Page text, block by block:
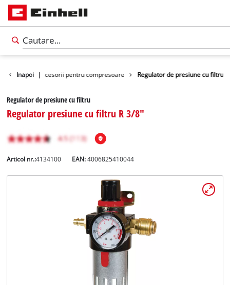
Inapoi |
unelte Accesorii pentru compresoare Regulator de presiune cu filtru
Regulator de presiune cu filtru
Regulator presiune cu filtru R 3/8"
Articol nr.:4134100 EAN:4006825410044